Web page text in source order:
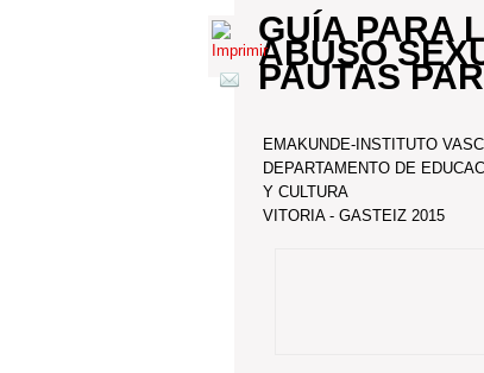
GUÍA PARA
ABUSO
PAUTAS
EMAKUNDE-INSTITUTO
DEPARTAMENTO DE
Y CULTURA
VITORIA - GASTEIZ 2015